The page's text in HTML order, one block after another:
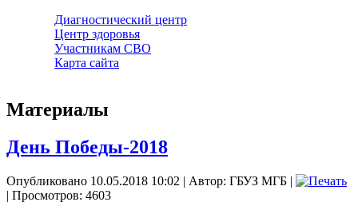
Диагностический центр
Центр здоровья
Участникам СВО
Карта сайта
Материалы
День Победы-2018
Опубликовано 10.05.2018 10:02 | Автор: ГБУЗ МГБ |
| Просмотров: 4603